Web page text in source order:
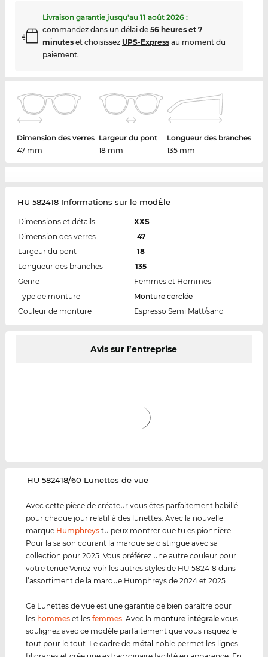
Livraison garantie jusqu'au 11 août 2026:
commandez dans un délai de 56 heures et 7
minuteset choisissez UPS-Expressau moment du
paiement.
Dimension des verres
47 mm
Largeur du pont
18 mm
Longueur des branches
135 mm
HU 582418 Informations sur le modÈle
Dimensions et détails
XXS
Dimension des verres
47
Largeur du pont
18
Longueur des branches
135
Genre
Femmes et Hommes
Type de monture
Monture cerclée
Couleur de monture
Espresso Semi Matt/sand
Avis sur l’entreprise
‌HU 582418/60 Lunettes de vue
Avec cette pièce de créateur vous êtes parfaitement habillé
pour chaque jour relatif à des lunettes. Avec la nouvelle
marque Humphreys tu peux montrer que tu es pionnière.
Pour la saison courant la marque se distingue avec sa
collection pour 2025. Vous préférez une autre couleur pour
votre tenue Venez-voir les autres styles de HU 582418 dans
l’assortiment de la marque Humphreys de 2024 et 2025.
Ce Lunettes de vue est une garantie de bien paraître pour
les hommes et lesfemmes. Avec la monture intégrale vous
soulignez avec ce modèle parfaitement que vous risquez le
tout pour le tout. Le cadre de métal noble permet les lignes